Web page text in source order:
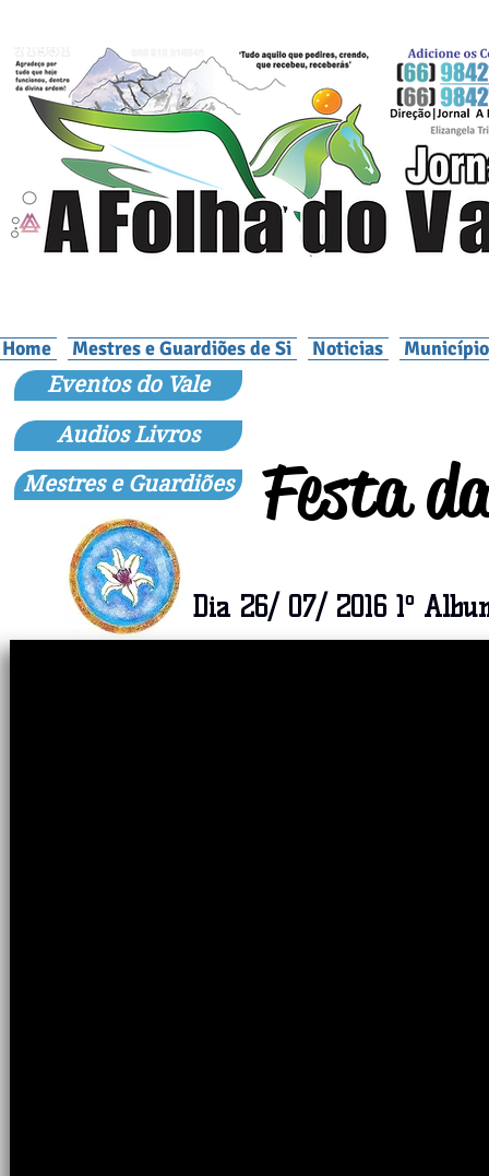
Home Mestres e Guardiões de Si Noticias
Eventos do Vale
Audios Livros
Festa
Dia 26/ 07/ 2016 1º
Mestres e Guardiões